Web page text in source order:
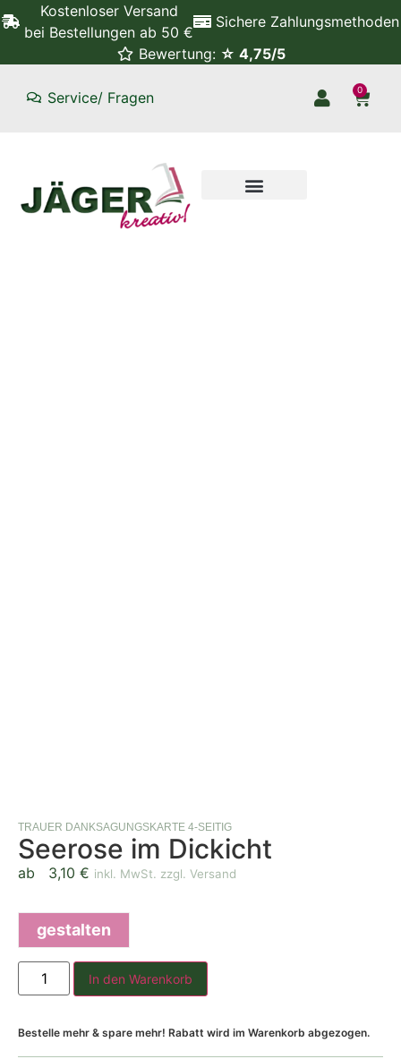
Kostenloser Versand
bei Bestellungen ab 50 €
Sichere Zahlungsmethoden
Bewertung: ☆ 4,75/5
Service/ Fragen 0
TRAUER DANKSAGUNGSKARTE 4-SEITIG
Seerose im Dickicht
ab 3,10 € inkl. MwSt. zzgl. Versand
gestalten
In den Warenkorb
Bestelle mehr & spare mehr! Rabatt wird im Warenkorb abgezogen.